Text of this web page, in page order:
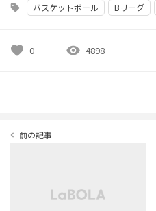
sell バスケットボール Bリーグ
favorite 0 visibility 4898
navigate_before 前の記事